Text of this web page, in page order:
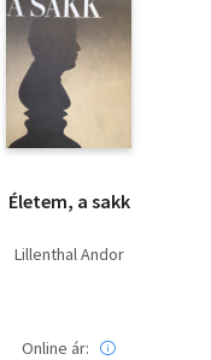
Életem, a sakk
Lillenthal Andor
Online ár: